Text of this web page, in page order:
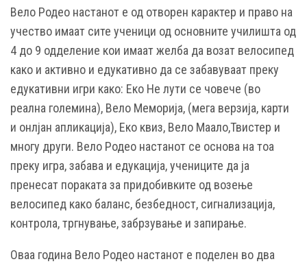
Вело Родео настанот е од отворен карактер и право на
учество имаат сите ученици од основните училишта од
4 до 9 одделение кои имаат желба да возат велосипед
како и активно и едукативно да се забавуваат преку
едукативни игри како: Еко Не лути се човече (во
реална големина), Вело Меморија, (мега верзија, карти
и онлјан апликација), Еко квиз, Вело Маало,Твистер и
многу други. Вело Родео настанот се основа на тоа
преку игра, забава и едукација, учениците да ја
пренесат пораката за придобивките од возење
велосипед како баланс, безбедност, сигнализација,
контрола, тргнување, забрзување и запирање.
Оваа година Вело Родео настанот е поделен во два